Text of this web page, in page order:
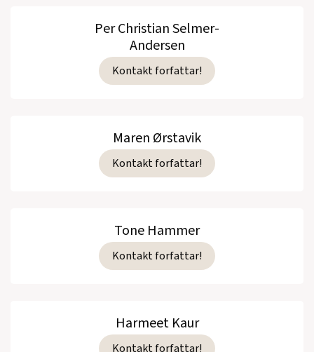
Per Christian Selmer-
Andersen
Kontakt forfattar!
Maren Ørstavik
Kontakt forfattar!
Tone Hammer
Kontakt forfattar!
Harmeet Kaur
Kontakt forfattar!